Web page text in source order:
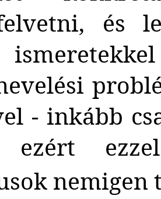
és
- inkább